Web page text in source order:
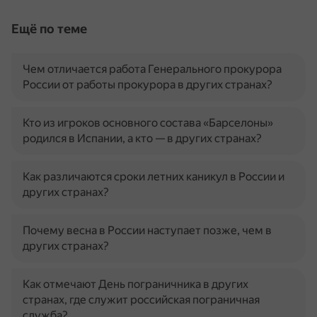
Ещё по теме
Чем отличается работа Генерального прокурора
России от работы прокурора в других странах?
Кто из игроков основного состава «Барселоны»
родился в Испании, а кто — в других странах?
Как различаются сроки летних каникул в России и
других странах?
Почему весна в России наступает позже, чем в
других странах?
Как отмечают День пограничника в других
странах, где служит российская пограничная